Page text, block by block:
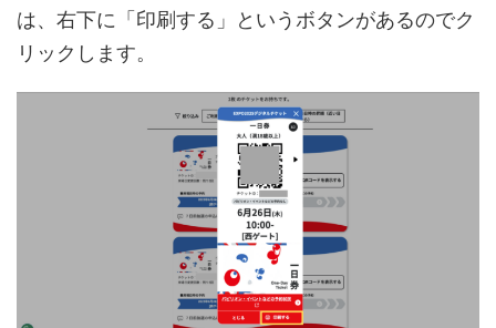
は、右下に「印刷する」というボタンがあるのでク
リックします。